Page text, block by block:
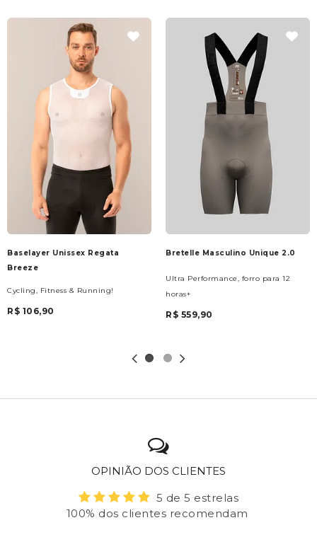
Baselayer Unissex Regata
Breeze
Cycling, Fitness & Running!
R$ 106,90
Bretelle Masculino Unique 2.0
Ultra Performance, forro para 12
horas+
R$ 559,90
OPINIÃO DOS CLIENTES
5 de 5 estrelas
100% dos clientes recomendam